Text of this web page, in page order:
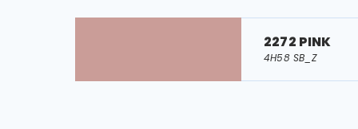
2272 PINK
4H58 SB_Z